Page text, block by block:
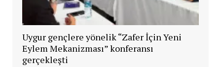
Uygur gençlere yönelik “Zafer İçin Yeni
Eylem Mekanizması” konferansı
gerçekleşti